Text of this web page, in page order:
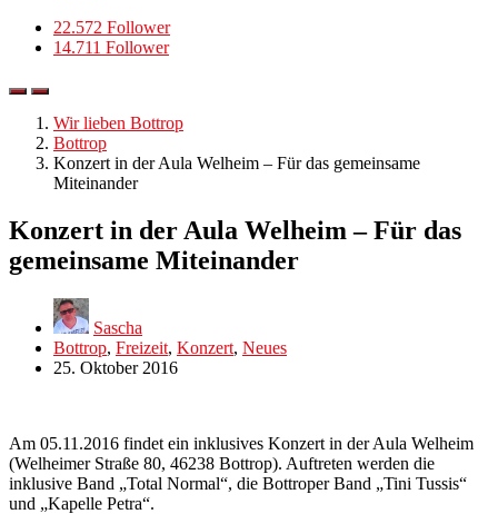
22.572 Follower
14.711 Follower
Wir lieben Bottrop
Bottrop
Konzert in der Aula Welheim – Für das gemeinsame
Miteinander
Konzert in der Aula Welheim – Für das
gemeinsame Miteinander
Sascha
Bottrop, Freizeit, Konzert, Neues
25. Oktober 2016
Am 05.11.2016 findet ein inklusives Konzert in der Aula Welheim
(Welheimer Straße 80, 46238 Bottrop). Auftreten werden die
inklusive Band „Total Normal“, die Bottroper Band „Tini Tussis“
und „Kapelle Petra“.